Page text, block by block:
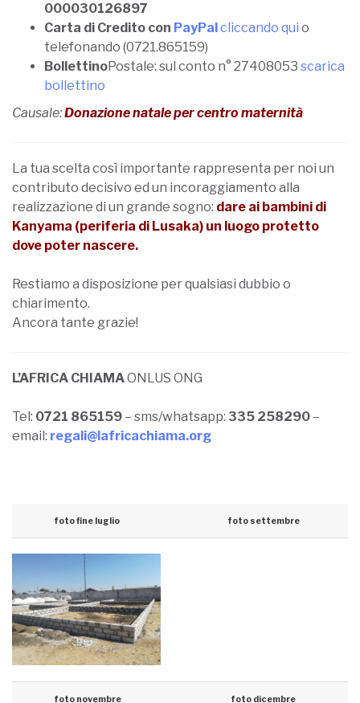
000030126897
Carta di Credito con PayPal cliccando qui o
telefonando (0721.865159)
BollettinoPostale: sul conto n° 27408053 scarica
bollettino
Causale:Donazione natale per centro maternità
La tua scelta così importante rappresenta per noi un
contributo decisivo ed un incoraggiamento alla
realizzazione di un grande sogno: dare ai bambini di
Kanyama (periferia di Lusaka) un luogo protetto
dove poter nascere.
Restiamo a disposizione per qualsiasi dubbio o
chiarimento.
Ancora tante grazie!
L’AFRICA CHIAMAONLUS ONG
Tel: 0721 865159 – sms/whatsapp: 335 258290 –
email: regali@lafricachiama.org
foto